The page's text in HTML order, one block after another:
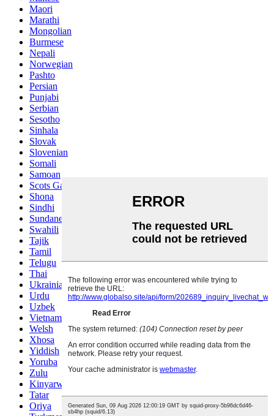
Maori
Marathi
Mongolian
Burmese
Nepali
Norwegian
Pashto
Persian
Punjabi
Serbian
Sesotho
Sinhala
Slovak
Slovenian
Somali
Samoan
Scots Gaelic
Shona
Sindhi
Sundanese
Swahili
Tajik
Tamil
Telugu
Thai
Ukrainian
Urdu
Uzbek
Vietnamese
Welsh
Xhosa
Yiddish
Yoruba
Zulu
Kinyarwanda
Tatar
Oriya